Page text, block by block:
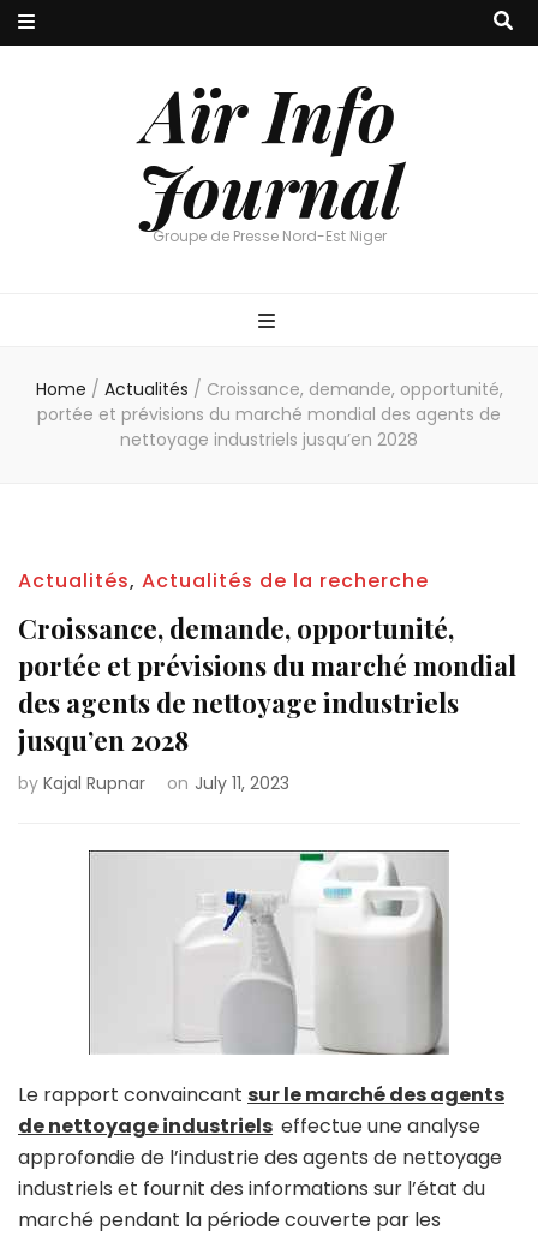
Aïr Info
Journal
Groupe de Presse Nord-Est Niger
Home / Actualités / Croissance, demande, opportunité,
portée et prévisions du marché mondial des agents de
nettoyage industriels jusqu’en 2028
Actualités, Actualités de la recherche
Croissance, demande, opportunité,
portée et prévisions du marché mondial
des agents de nettoyage industriels
jusqu’en 2028
by Kajal Rupnar on July 11, 2023
Le rapport convaincant sur le marché des agents
de nettoyage industriels effectue une analyse
approfondie de l’industrie des agents de nettoyage
industriels et fournit des informations sur l’état du
marché pendant la période couverte par les